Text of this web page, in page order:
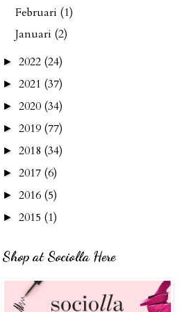
Februari (1)
Januari (2)
► 2022 (24)
► 2021 (37)
► 2020 (34)
► 2019 (77)
► 2018 (34)
► 2017 (6)
► 2016 (5)
► 2015 (1)
Shop at Sociolla Here